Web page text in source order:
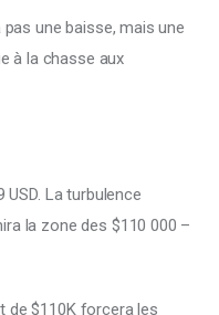
une baisse, mais une
à la chasse aux
USD. La turbulence
la zone des $110 000 –
de $110K forcera les